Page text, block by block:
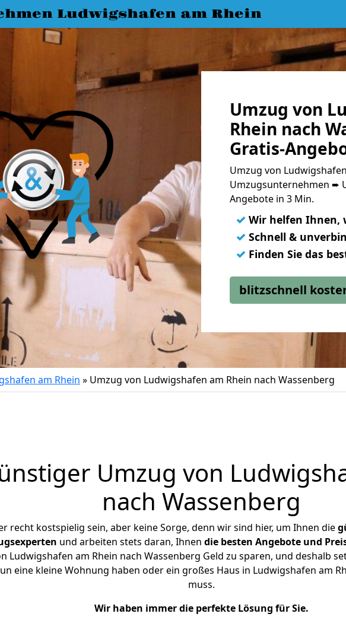
Ludwigshafen am Rhein
Umzug von
Rhein nach
Gratis-
Umzug von
Umzugsunternehmen ➨
Angebote in 3 Min.
✓ Wir helfen Ihnen,
✓ Schnell &
✓ Finden Sie das
blitzschnell
am Rhein » Umzug von Ludwigshafen am Rhein nach Wassenberg
Umzug von
nach Wassenberg
recht kostspielig sein, aber keine Sorge, denn wir sind hier, um Ihnen die
und arbeiten stets daran, Ihnen die besten Angebote und
Ludwigshafen am Rhein nach Wassenberg Geld zu sparen, und deshalb
eine kleine Wohnung haben oder ein großes Haus in Ludwigshafen am
muss.
Wir haben immer die perfekte Lösung für Sie.